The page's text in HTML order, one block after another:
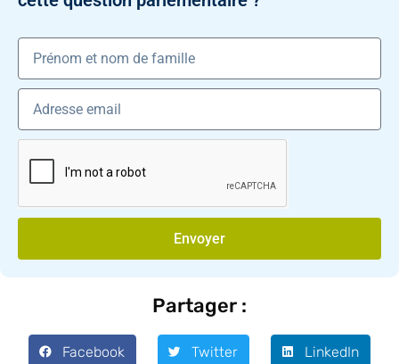
Envoyer
Partager :
Facebook Twitter LinkedIn